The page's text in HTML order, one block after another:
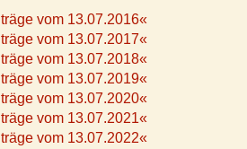
vom 13.07.2016«
vom 13.07.2017«
vom 13.07.2018«
vom 13.07.2019«
vom 13.07.2020«
vom 13.07.2021«
vom 13.07.2022«